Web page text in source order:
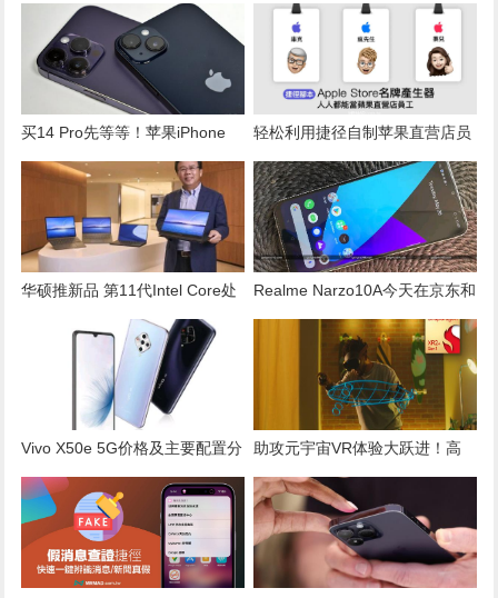
买14 Pro先等等！苹果iPhone
15 Pro多加这技术 与平价版差异
轻松利用捷径自制苹果直营店员
工Memoji名牌的完整攻略
华硕推新品 第11代Intel Core处
Realme Narzo10A今天在京东和
天猫商城正式发售
Vivo X50e 5G价格及主要配置分
析
助攻元宇宙VR体验大跃进！高
通发布 Snapdragon XR2+ Gen
1